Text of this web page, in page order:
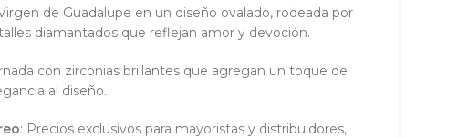
de Guadalupe en un diseño ovalado, rodeada por
diamantados que reflejan amor y devoción.
con zirconias brillantes que agregan un toque de
al diseño.
: Precios exclusivos para mayoristas y distribuidores,